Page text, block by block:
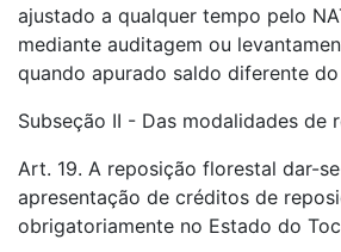
ajustado a qualquer tempo pelo
mediante auditagem ou
quando apurado saldo diferente
Subseção II - Das modalidades de
Art. 19. A reposição florestal dar-
apresentação de créditos de
obrigatoriamente no Estado do